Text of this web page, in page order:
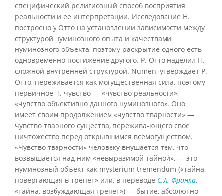
специфический религиозный способ восприятия
реальности и ее интерпретации. Исследование Н.
построено у Отто на установлении зависимости между
структурой нуминозного опыта и качествами
нуминозного объекта, поэтому раскрытие одного есть
одновременно постижение другого. Р. Отто наделил Н.
сложной внутренней структурой. Numen, утверждает Р.
Отто, переживается как могущественная сила, поэтому
первичное Н. чувство — «чувство реальности»,
«чувство объективно данного нуминозного». Оно
имеет своим продолжением «чувство тварности» —
чувство тварного существа, пережива-ющего свое
ничтожество перед открывшимся всемогуществом.
«Чувство тварности» человеку внушается тем, что
возвышается над ним «невыразимой тайной», — это
нуминозный объект как mysterium tremendum («тайна,
повергающая в трепет» или, в переводе С.Л. Франка,
«тайна, возбуждающая трепет») — бытие, абсолютно